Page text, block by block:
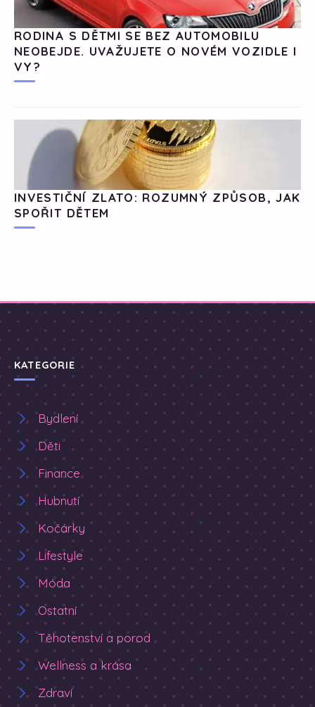
RODINA S DĚTMI SE BEZ AUTOMOBILU
NEOBEJDE. UVAŽUJETE O NOVÉM VOZIDLE I
VY?
INVESTIČNÍ ZLATO: ROZUMNÝ ZPŮSOB, JAK
SPOŘIT DĚTEM
KATEGORIE
Bydlení
Děti
Finance
Hubnutí
Kočárky
Lifestyle
Móda
Ostatní
Těhotenství a porod
Wellness a krása
Zdraví